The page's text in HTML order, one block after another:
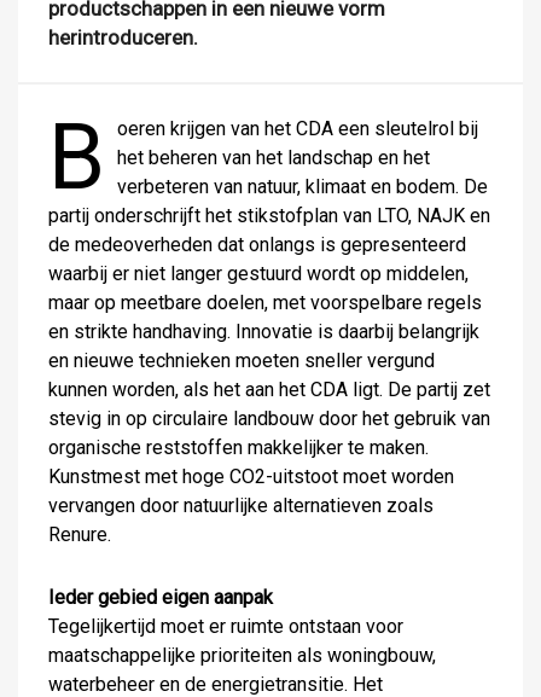
productschappen in een nieuwe vorm
herintroduceren.
B
oeren krijgen van het CDA een sleutelrol bij
het beheren van het landschap en het
verbeteren van natuur, klimaat en bodem. De
partij onderschrijft het stikstofplan van LTO, NAJK en
de medeoverheden dat onlangs is gepresenteerd
waarbij er niet langer gestuurd wordt op middelen,
maar op meetbare doelen, met voorspelbare regels
en strikte handhaving. Innovatie is daarbij belangrijk
en nieuwe technieken moeten sneller vergund
kunnen worden, als het aan het CDA ligt. De partij zet
stevig in op circulaire landbouw door het gebruik van
organische reststoffen makkelijker te maken.
Kunstmest met hoge CO2-uitstoot moet worden
vervangen door natuurlijke alternatieven zoals
Renure.
Ieder gebied eigen aanpak
Tegelijkertijd moet er ruimte ontstaan voor
maatschappelijke prioriteiten als woningbouw,
waterbeheer en de energietransitie. Het